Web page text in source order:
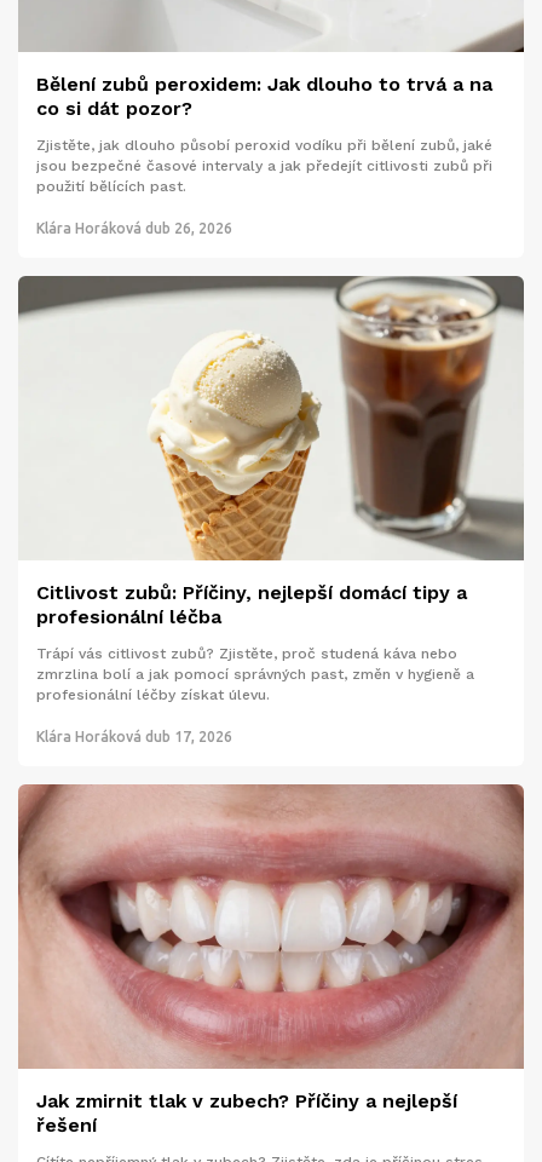
Bělení zubů peroxidem: Jak dlouho to trvá a na
co si dát pozor?
Zjistěte, jak dlouho působí peroxid vodíku při bělení zubů, jaké
jsou bezpečné časové intervaly a jak předejít citlivosti zubů při
použití bělících past.
Klára Horáková dub 26, 2026
Citlivost zubů: Příčiny, nejlepší domácí tipy a
profesionální léčba
Trápí vás citlivost zubů? Zjistěte, proč studená káva nebo
zmrzlina bolí a jak pomocí správných past, změn v hygieně a
profesionální léčby získat úlevu.
Klára Horáková dub 17, 2026
Jak zmirnit tlak v zubech? Příčiny a nejlepší
řešení